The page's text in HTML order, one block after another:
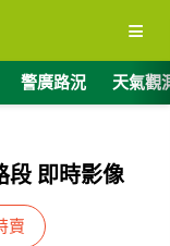
≡
警廣路況 天氣觀
段 即時影像
賣